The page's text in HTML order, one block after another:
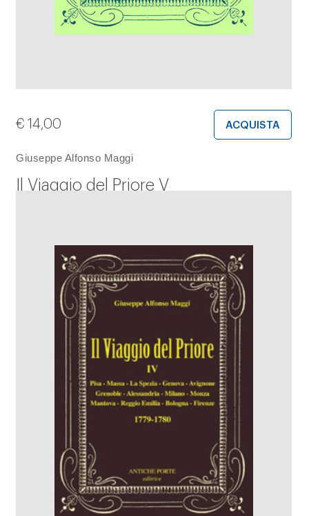
Giuseppe Alfonso Maggi
Il Viaggio del Priore V
€ 14,00 ACQUISTA